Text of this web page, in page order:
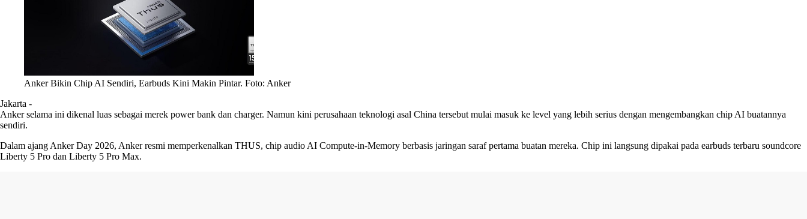
Anker Bikin Chip AI Sendiri, Earbuds Kini Makin Pintar. Foto: Anker
Jakarta -
Anker selama ini dikenal luas sebagai merek power bank dan charger. Namun kini perusahaan teknologi asal China tersebut mulai masuk ke level yang lebih serius dengan mengembangkan chip AI buatannya
sendiri.
Dalam ajang Anker Day 2026, Anker resmi memperkenalkan THUS, chip audio AI Compute-in-Memory berbasis jaringan saraf pertama buatan mereka. Chip ini langsung dipakai pada earbuds terbaru soundcore
Liberty 5 Pro dan Liberty 5 Pro Max.